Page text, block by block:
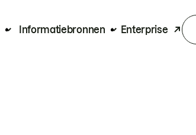
Informatiebronnen Enterprise